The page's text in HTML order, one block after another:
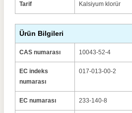
Tarif Kalsiyum klorür
Ürün Bilgileri
CAS numarası 10043-52-4
EC indeks
numarası
017-013-00-2
EC numarası 233-140-8